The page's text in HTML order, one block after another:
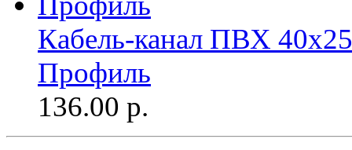
Кабель-канал ПВХ
Профиль
136.00 р.